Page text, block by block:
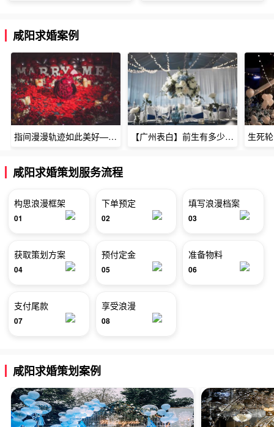
咸阳求婚案例
指间漫漫轨迹如此美好——深圳烈焰玫瑰生日惊喜 【广州表白】前生有多少未尽的缘7张
咸阳求婚策划服务流程
构思浪漫框架
01
下单预定
02
填写浪漫档案
03
获取策划方案
04
预付定金
05
准备物料
06
支付尾款
07
享受浪漫
08
咸阳求婚策划案例